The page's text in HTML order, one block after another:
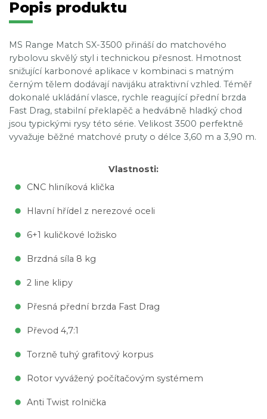
Popis produktu
MS Range Match SX-3500 přináší do matchového
rybolovu skvělý styl i technickou přesnost. Hmotnost
snižující karbonové aplikace v kombinaci s matným
černým tělem dodávají navijáku atraktivní vzhled. Téměř
dokonalé ukládání vlasce, rychle reagující přední brzda
Fast Drag, stabilní překlapěč a hedvábně hladký chod
jsou typickými rysy této série. Velikost 3500 perfektně
vyvažuje běžné matchové pruty o délce 3,60 m a 3,90 m.
Vlastnosti:
CNC hliníková klička
Hlavní hřídel z nerezové oceli
6+1 kuličkové ložisko
Brzdná síla 8 kg
2 line klipy
Přesná přední brzda Fast Drag
Převod 4,7:1
Torzně tuhý grafitový korpus
Rotor vyvážený počítačovým systémem
Anti Twist rolnička